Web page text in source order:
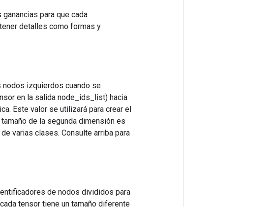
para que cada
detalles como formas y
nodos izquierdos cuando se
en la salida node_ids_list) hacia
Este valor se utilizará para crear el
de la segunda dimensión es
varias clases. Consulte arriba para
de nodos divididos para
tensor tiene un tamaño diferente